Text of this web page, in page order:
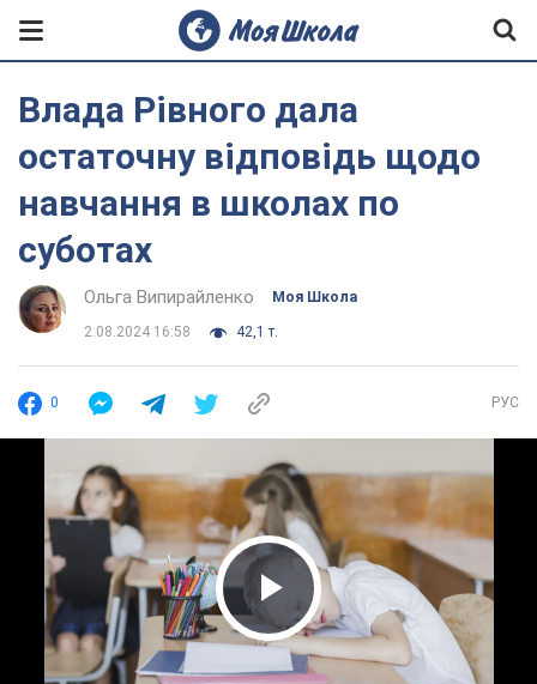
Влада Рівного дала
остаточну відповідь щодо
навчання в школах по
суботах
Ольга Випирайленко Моя Школа
2.08.2024 16:58 42,1 т.
0 РУС
Play Video